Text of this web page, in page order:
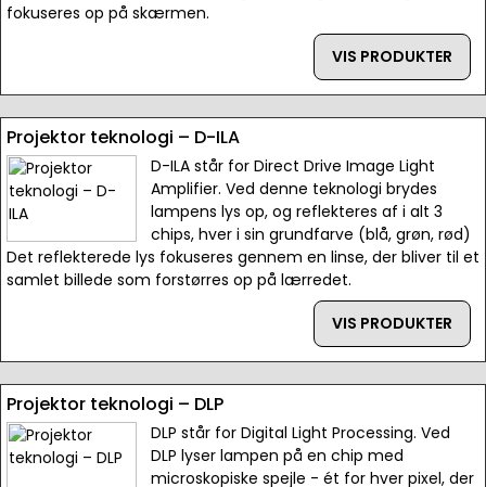
fokuseres op på skærmen.
VIS PRODUKTER
Projektor teknologi – D-ILA
D-ILA står for Direct Drive Image Light
Amplifier. Ved denne teknologi brydes
lampens lys op, og reflekteres af i alt 3
chips, hver i sin grundfarve (blå, grøn, rød)
Det reflekterede lys fokuseres gennem en linse, der bliver til et
samlet billede som forstørres op på lærredet.
VIS PRODUKTER
Projektor teknologi – DLP
DLP står for Digital Light Processing. Ved
DLP lyser lampen på en chip med
microskopiske spejle - ét for hver pixel, der